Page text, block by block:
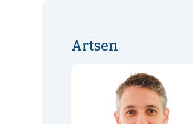
Artsen